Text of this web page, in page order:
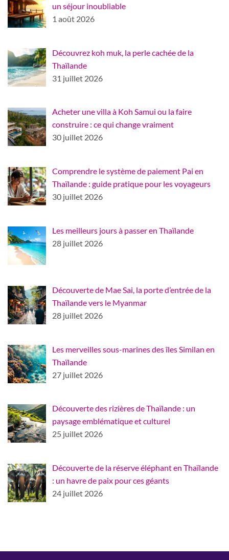
un séjour inoubliable
1 août 2026
Découvrez koh muk, la perle cachée de la
Thaïlande
31 juillet 2026
Acheter une villa à Koh Samui ou la faire
construire : ce qui change vraiment
30 juillet 2026
Comprendre le système de paiement Pai en
Thaïlande : guide pratique pour les voyageurs
30 juillet 2026
Les meilleurs jours à passer en Thaïlande
28 juillet 2026
Découverte de Mae Sai, la porte d’entrée de la
Thaïlande vers le Myanmar
28 juillet 2026
Les merveilles sous-marines des îles Similan en
Thaïlande
27 juillet 2026
Découverte des rizières de Thaïlande : un
paysage emblématique et culturel
25 juillet 2026
Découverte de la réserve éléphant en Thaïlande
: un havre de paix pour ces géants
24 juillet 2026